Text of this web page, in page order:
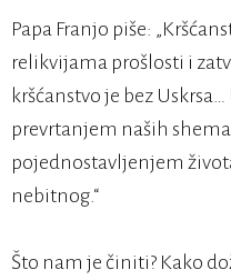
Papa Franjo piše:
relikvijama prošlosti i
kršćanstvo je bez
prevrtanjem naših
pojednostavljenjem
nebitnog.“
Što nam je činiti? Kako